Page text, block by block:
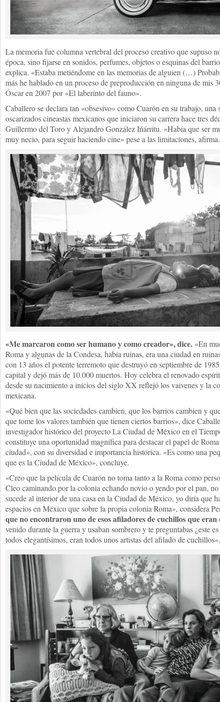
La memoria fue columna vertebral del proceso creativo que supuso
época, sino fijarse en sonidos, perfumes, objetos o esquinas del
explica. «Estaba metiéndome en las memorias de alguien (…)
más he hablado en un proceso de preproducción en ninguna de mis
Óscar en 2007 por «El laberinto del fauno».
Caballero se declara tan «obsesivo» como Cuarón en su trabajo, una
oscarizados cineastas mexicanos que iniciaron su carrera hace tres
Guillermo del Toro y Alejandro González Iñárritu. «Había que ser
muy necio, para seguir haciendo cine» pese a las limitaciones, afirma.
«Me marcaron como ser humano y como creador», dice. «En
Roma y algunas de la Condesa, había ruinas, era una ciudad en
con 13 años el potente terremoto que destruyó en septiembre de
capital y dejó más de 10.000 muertos. Hoy celebra el renovado
desde su nacimiento a inicios del siglo XX reflejó los vaivenes y la
mexicana.
«Qué bien que las sociedades cambien, que los barrios cambien y
que tome los valores también que tienen ciertos barrios», dice
investigador histórico del proyecto La Ciudad de México en el
constituye una oportunidad magnífica para destacar el papel de
ciudad», con su diversidad e importancia histórica. «Es como una
que es la Ciudad de México», concluye.
«Creo que la película de Cuarón no toma tanto a la Roma como
Cleo caminando por la colonia echando novio o yendo por el pan,
sucede al interior de una casa en la Ciudad de México, yo diría que
espacios en México que sobre la propia colonia Roma», considera
que no encontraron uno de esos afiladores de cuchillos que eran
venido durante la guerra y usaban sombrero y te preguntabas ¿este
todos elegantísimos, eran todos unos artistas del afilado de cuchillos».